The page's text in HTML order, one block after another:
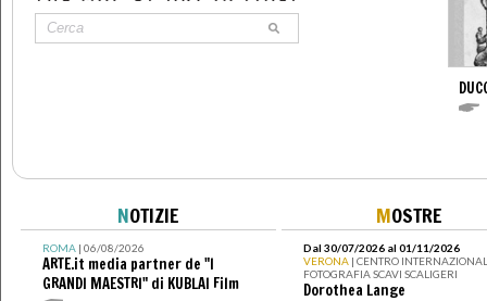
NOTIZIE
ROMA| 06/08/2026
ARTE.it media partner de "I
GRANDI MAESTRI" di KUBLAI Film
MOSTRE
Dal 30/07/2026 al 01/11/2026
VERONA | CENTRO
FOTOGRAFIA SCAVI SCALIGERI
Dorothea Lange